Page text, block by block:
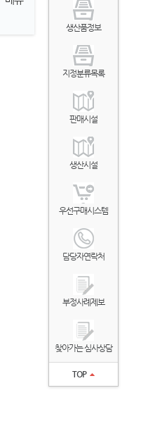
생산품정보
지정분류목록
판매시설
생산시설
우선구매시스템
담당자연락처
부정사례제보
찾아가는 심사상담
TOP